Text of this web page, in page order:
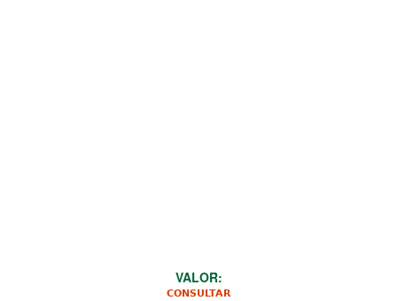
VALOR:
CONSULTAR